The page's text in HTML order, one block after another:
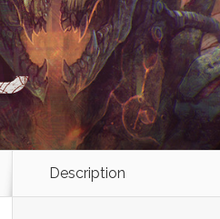
Description